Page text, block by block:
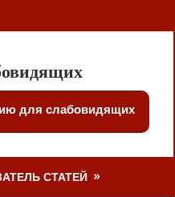
для слабовидящих
СТАТЕЙ